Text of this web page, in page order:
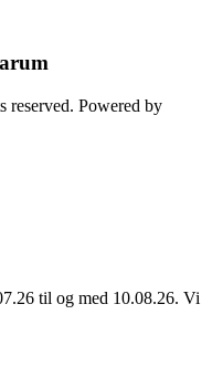
Powered by
til og med 10.08.26. Vi